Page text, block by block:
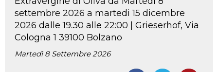
settembre 2026 a martedi 15 dicembre
2026 dalle 19.30 alle 22:00 | Grieserhof, Via
Cologna 1 39100 Bolzano
Martedì 8 Settembre 2026